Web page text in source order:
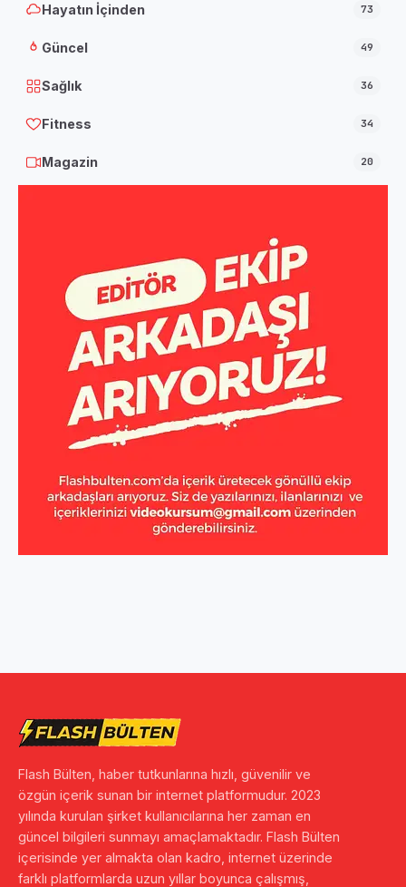
Hayatın İçinden 73
Güncel 49
Sağlık 36
Fitness 34
Magazin 20
Flash Bülten, haber tutkunlarına hızlı, güvenilir ve
özgün içerik sunan bir internet platformudur. 2023
yılında kurulan şirket kullanıcılarına her zaman en
güncel bilgileri sunmayı amaçlamaktadır. Flash Bülten
içerisinde yer almakta olan kadro, internet üzerinde
farklı platformlarda uzun yıllar boyunca çalışmış,